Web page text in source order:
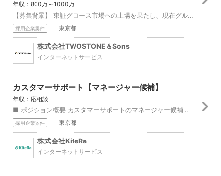
年収：800万～1000万
【募集背景】 東証グロース市場への上場を果たし、現在グループ13社へと急成長を遂げたTWOSTONE&Sons。今後もM&Aを駆使した非連続的な成長とグループ...
採用企業案件 東京都
株式会社TWOSTONE＆Sons
インターネットサービス
カスタマーサポート【マネージャー候補】
年収：応相談
■ ポジション概要 カスタマーサポートのマネージャー候補として、メールでのお問い合わせ対応の実務を担いながらチーム全体の方針設計・運営・メンバーマネジメントを...
採用企業案件 東京都
株式会社KiteRa
インターネットサービス